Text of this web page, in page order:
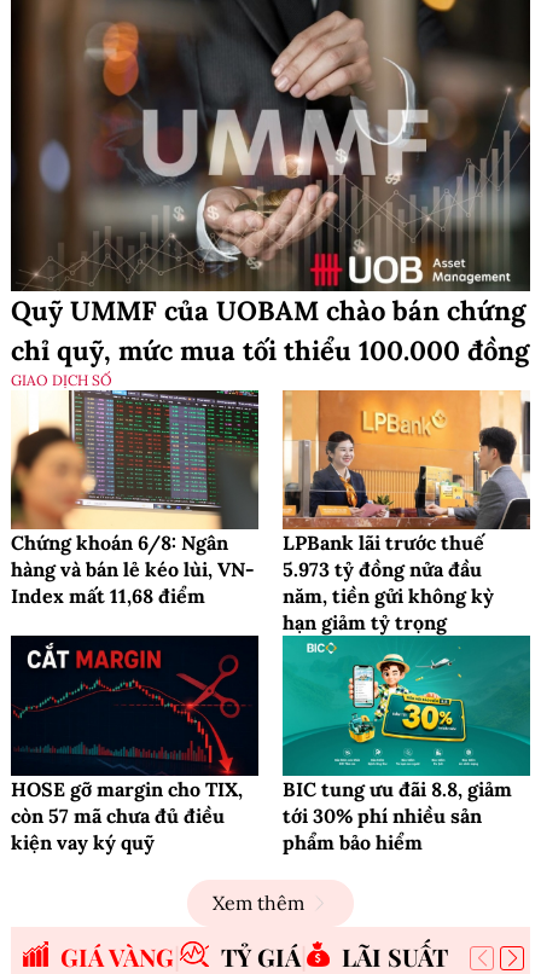
Quỹ UMMF của UOBAM chào bán chứng
chỉ quỹ, mức mua tối thiểu 100.000 đồng
GIAO DỊCH SỐ
Chứng khoán 6/8: Ngân
hàng và bán lẻ kéo lùi, VN-
Index mất 11,68 điểm
LPBank lãi trước thuế
5.973 tỷ đồng nửa đầu
năm, tiền gửi không kỳ
hạn giảm tỷ trọng
HOSE gỡ margin cho TIX,
còn 57 mã chưa đủ điều
kiện vay ký quỹ
BIC tung ưu đãi 8.8, giảm
tới 30% phí nhiều sản
phẩm bảo hiểm
Xem thêm
GIÁ VÀNG TỶ GIÁ LÃI SUẤT